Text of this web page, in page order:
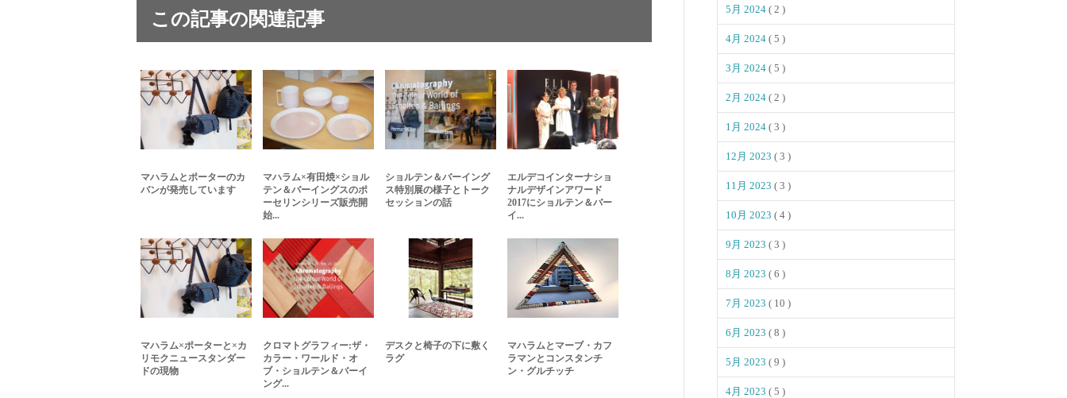
この記事の関連記事
マハラムとポーターのカ
バンが発売しています
マハラム×有田焼×ショル
テン＆バーイングスのポ
ーセリンシリーズ販売開
始...
ショルテン＆バーイング
ス特別展の様子とトーク
セッションの話
エルデコインターナショ
ナルデザインアワード
2017にショルテン＆バー
イ...
マハラム×ポーターと×カ
リモクニュースタンダー
ドの現物
クロマトグラフィー:ザ・
カラー・ワールド・オ
ブ・ショルテン＆バーイ
ング...
デスクと椅子の下に敷く
ラグ
マハラムとマーブ・カフ
ラマンとコンスタンチ
ン・グルチッチ
5月 2024 ( 2 )
4月 2024 ( 5 )
3月 2024 ( 5 )
2月 2024 ( 2 )
1月 2024 ( 3 )
12月 2023 ( 3 )
11月 2023 ( 3 )
10月 2023 ( 4 )
9月 2023 ( 3 )
8月 2023 ( 6 )
7月 2023 ( 10 )
6月 2023 ( 8 )
5月 2023 ( 9 )
4月 2023 ( 5 )